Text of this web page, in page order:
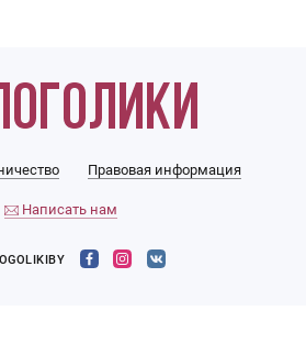
Правовая информация
Написать нам